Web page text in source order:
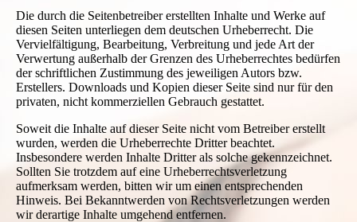
Die durch die Seitenbetreiber erstellten Inhalte und Werke auf
diesen Seiten unterliegen dem deutschen Urheberrecht. Die
Vervielfältigung, Bearbeitung, Verbreitung und jede Art der
Verwertung außerhalb der Grenzen des Urheberrechtes bedürfen
der schriftlichen Zustimmung des jeweiligen Autors bzw.
Erstellers. Downloads und Kopien dieser Seite sind nur für den
privaten, nicht kommerziellen Gebrauch gestattet.
Soweit die Inhalte auf dieser Seite nicht vom Betreiber erstellt
wurden, werden die Urheberrechte Dritter beachtet.
Insbesondere werden Inhalte Dritter als solche gekennzeichnet.
Sollten Sie trotzdem auf eine Urheberrechtsverletzung
aufmerksam werden, bitten wir um einen entsprechenden
Hinweis. Bei Bekanntwerden von Rechtsverletzungen werden
wir derartige Inhalte umgehend entfernen.